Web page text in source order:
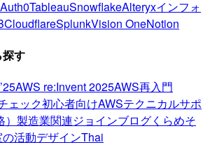
Auth0TableauSnowflakeAlteryxインフォ
CloudflareSplunkVision OneNotion
す
AWS re:Invent 2025AWS再入門
ェック初心者向けAWSテクニカルサポ
製造業関連ジョインブログくらめそ
活動デザインThai